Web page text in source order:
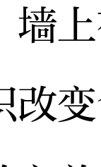
墙